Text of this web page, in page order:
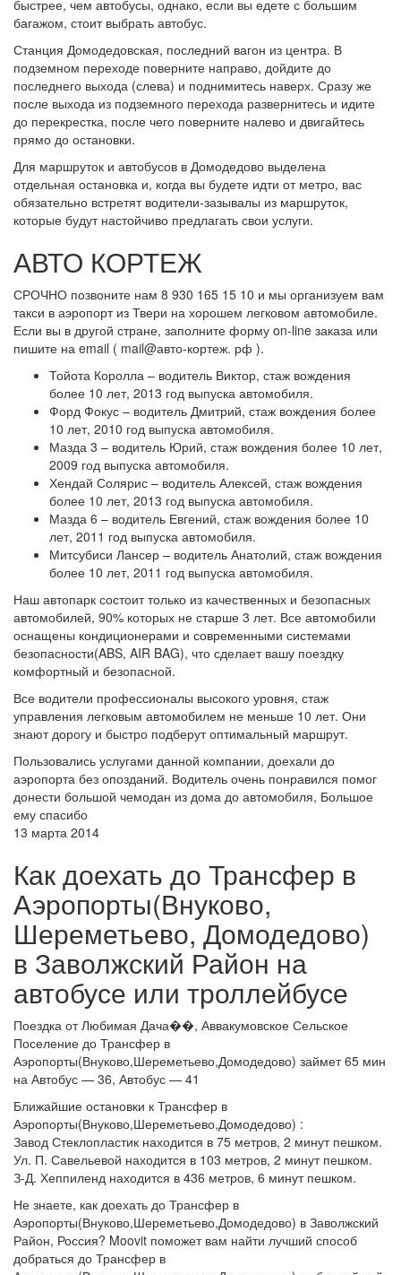
быстрее, чем автобусы, однако, если вы едете с большим
багажом, стоит выбрать автобус.
Станция Домодедовская, последний вагон из центра. В
подземном переходе поверните направо, дойдите до
последнего выхода (слева) и поднимитесь наверх. Сразу же
после выхода из подземного перехода развернитесь и идите
до перекрестка, после чего поверните налево и двигайтесь
прямо до остановки.
Для маршруток и автобусов в Домодедово выделена
отдельная остановка и, когда вы будете идти от метро, вас
обязательно встретят водители-зазывалы из маршруток,
которые будут настойчиво предлагать свои услуги.
АВТО КОРТЕЖ
СРОЧНО позвоните нам 8 930 165 15 10 и мы организуем вам
такси в аэропорт из Твери на хорошем легковом автомобиле.
Если вы в другой стране, заполните форму on-line заказа или
пишите на email ( mail@авто-кортеж. рф ).
Тойота Королла – водитель Виктор, стаж вождения
более 10 лет, 2013 год выпуска автомобиля.
Форд Фокус – водитель Дмитрий, стаж вождения более
10 лет, 2010 год выпуска автомобиля.
Мазда 3 – водитель Юрий, стаж вождения более 10 лет,
2009 год выпуска автомобиля.
Хендай Солярис – водитель Алексей, стаж вождения
более 10 лет, 2013 год выпуска автомобиля.
Мазда 6 – водитель Евгений, стаж вождения более 10
лет, 2011 год выпуска автомобиля.
Митсубиси Лансер – водитель Анатолий, стаж вождения
более 10 лет, 2011 год выпуска автомобиля.
Наш автопарк состоит только из качественных и безопасных
автомобилей, 90% которых не старше 3 лет. Все автомобили
оснащены кондиционерами и современными системами
безопасности(ABS, AIR BAG), что сделает вашу поездку
комфортный и безопасной.
Все водители профессионалы высокого уровня, стаж
управления легковым автомобилем не меньше 10 лет. Они
знают дорогу и быстро подберут оптимальный маршрут.
Пользовались услугами данной компании, доехали до
аэропорта без опозданий. Водитель очень понравился помог
донести большой чемодан из дома до автомобиля, Большое
ему спасибо
13 марта 2014
Как доехать до Трансфер в
Аэропорты(Внуково,
Шереметьево, Домодедово)
в Заволжский Район на
автобусе или троллейбусе
Поездка от Любимая Дача��, Аввакумовское Сельское
Поселение до Трансфер в
Аэропорты(Внуково,Шереметьево,Домодедово) займет 65 мин
на Автобус — 36, Автобус — 41
Ближайшие остановки к Трансфер в
Аэропорты(Внуково,Шереметьево,Домодедово) :
Завод Стеклопластик находится в 75 метров, 2 минут пешком.
Ул. П. Савельевой находится в 103 метров, 2 минут пешком.
З-Д. Хеппиленд находится в 436 метров, 6 минут пешком.
Не знаете, как доехать до Трансфер в
Аэропорты(Внуково,Шереметьево,Домодедово) в Заволжский
Район, Россия? Moovit поможет вам найти лучший способ
добраться до Трансфер в